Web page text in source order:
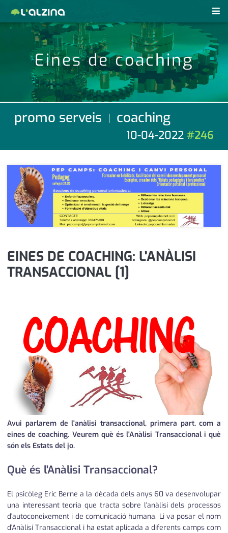
notícies
últimes notícies
activitats
agenda
economia
empresa
entrevista
esports
opinió
política
reportatge
salut
serveis
societat
urbanisme
revistes pdf
anunciants
subscripció
contacte
farmàcies
telèfons
Eines de coaching
promo serveis | coaching
10-04-2022 #246
EINES DE COACHING: L'ANÀLISI
TRANSACCIONAL [1]
Avui parlarem de l'anàlisi transaccional, primera part, com a
eines de coaching. Veurem què és l'Anàlisi Transaccional i què
són els Estats del jo.
Què és l'Anàlisi Transaccional?
El psicòleg Eric Berne a la dècada dels anys 60 va desenvolupar
una interessant teoria que tracta sobre l'anàlisi dels processos
d'autoconeixement i de comunicació humana. Li va posar el nom
d'Anàlisi Transaccional i ha estat aplicada a diferents camps com